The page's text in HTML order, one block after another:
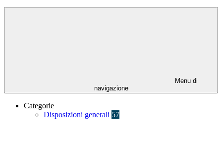
Menu di
navigazione
Categorie
Disposizioni generali 57